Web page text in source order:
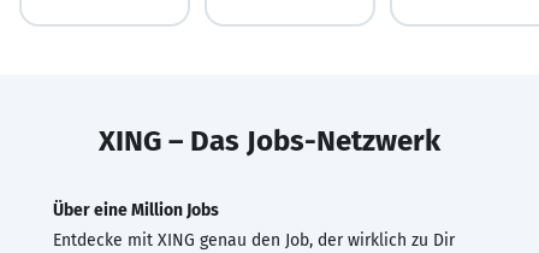
XING – Das Jobs-Netzwerk
Über eine Million Jobs
Entdecke mit XING genau den Job, der wirklich zu Dir